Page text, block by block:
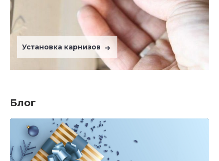
Установка карнизов
Блог